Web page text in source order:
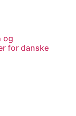
og
for danske